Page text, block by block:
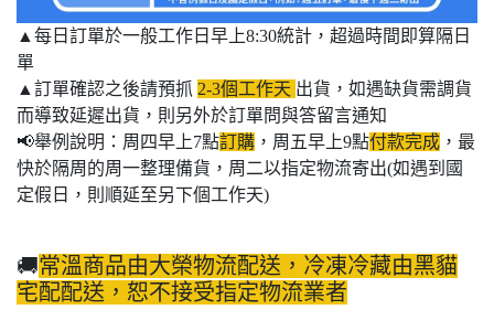
▲每日訂單於一般工作日早上8:30統計，超過時間即算隔日
單
▲訂單確認之後請預抓 2-3個工作天 出貨，如遇缺貨需調貨
而導致延遲出貨，則另外於訂單問與答留言通知
📢舉例說明：周四早上7點訂購 ，周五早上9點付款完成 ，最
快於隔周的周一整理備貨，周二以指定物流寄出(如遇到國
定假日，則順延至另下個工作天)
🚚常溫商品由大榮物流配送，冷凍冷藏由黑貓
宅配配送，恕不接受指定物流業者